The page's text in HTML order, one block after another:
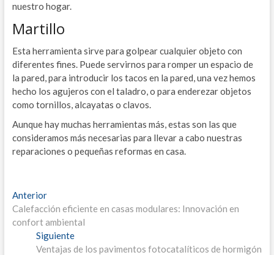
nuestro hogar.
Martillo
Esta herramienta sirve para golpear cualquier objeto con
diferentes fines. Puede servirnos para romper un espacio de
la pared, para introducir los tacos en la pared, una vez hemos
hecho los agujeros con el taladro, o para enderezar objetos
como tornillos, alcayatas o clavos.
Aunque hay muchas herramientas más, estas son las que
consideramos más necesarias para llevar a cabo nuestras
reparaciones o pequeñas reformas en casa.
Navegación
de
entradas
AnteriorEntrada
anterior:
Calefacción eficiente en casas modulares: Innovación en
confort ambiental
SiguienteEntrada
siguiente:
Ventajas de los pavimentos fotocatalíticos de hormigón